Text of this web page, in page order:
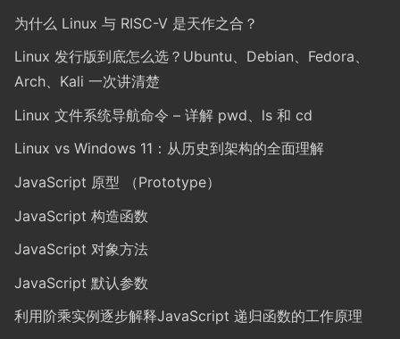
为什么 Linux 与 RISC-V 是天作之合？
Linux 发行版到底怎么选？Ubuntu、Debian、Fedora、
Arch、Kali 一次讲清楚
Linux 文件系统导航命令 – 详解 pwd、ls 和 cd
Linux vs Windows 11：从历史到架构的全面理解
JavaScript 原型 （Prototype）
JavaScript 构造函数
JavaScript 对象方法
JavaScript 默认参数
利用阶乘实例逐步解释JavaScript 递归函数的工作原理